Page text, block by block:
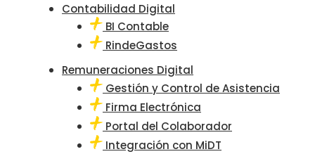
Contabilidad Digital
BI Contable
RindeGastos
Remuneraciones Digital
Gestión y Control de Asistencia
Firma Electrónica
Portal del Colaborador
Integración con MiDT